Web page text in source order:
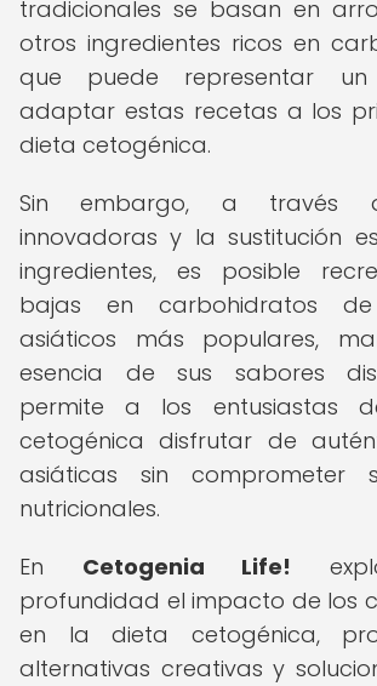
tradicionales se basan en
otros ingredientes ricos en
que puede representar
adaptar estas recetas a los
dieta cetogénica.
Sin embargo, a través
innovadoras y la sustitución
ingredientes, es posible
bajas en carbohidratos
asiáticos más populares,
esencia de sus sabores
permite a los entusiastas
cetogénica disfrutar de
asiáticas sin comprometer
nutricionales.
En Cetogenia Life!
profundidad el impacto de los
en la dieta cetogénica,
alternativas creativas y